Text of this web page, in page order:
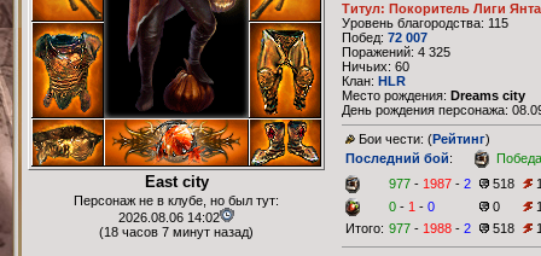
East city
Персонаж не в клубе, но был тут:
2026.08.06 14:02
(18 часов 7 минут назад)
Титул: Покоритель Лиги
Уровень благородства: 115
Побед: 72 007
Поражений: 4 325
Ничьих: 60
Клан: HLR
Место рождения: Dreams city
День рождения персонажа:
Бои чести: (Рейтинг)
Последний бой:
Победа
977 - 1987 - 2 518
0 - 1 - 0 0
Итого: 977 - 1988 - 2 518